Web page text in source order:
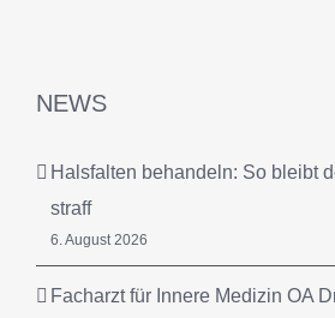
NEWS
Halsfalten behandeln: So bleibt
straff
6. August 2026
Facharzt für Innere Medizin OA